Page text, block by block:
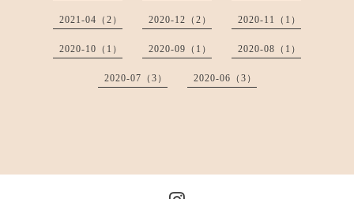
2021-04（2） 2020-12（2） 2020-11（1）
2020-10（1） 2020-09（1） 2020-08（1）
2020-07（3） 2020-06（3）